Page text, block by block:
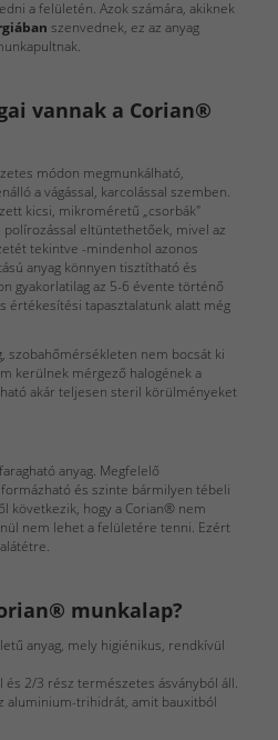
a felületén. Azok számára, akiknek
szenvednek, ez az anyag
vannak a Corian®
módon megmunkálható,
a vágással, karcolással szemben.
kicsi, mikroméretű „csorbák"
eltüntethetőek, mivel az
tekintve -mindenhol azonos
anyag könnyen tisztítható és
gyakorlatilag az 5-6 évente történő
értékesítési tapasztalatunk alatt még
szobahőmérsékleten nem bocsát ki
kerülnek mérgező halogének a
akár teljesen steril körülményeket
anyag. Megfelelő
és szinte bármilyen tébeli
következik, hogy a Corian® nem
nem lehet a felületére tenni. Ezért
munkalap?
anyag, mely higiénikus, rendkívül
és 2/3 rész természetes ásványból áll.
aluminium-trihidrát, amit bauxitból